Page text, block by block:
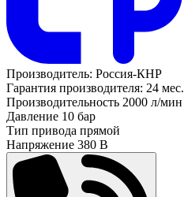
Производитель: Россия-КНР
Гарантия производителя: 24 мес.
Производительность 2000 л/мин
Давление 10 бар
Тип привода прямой
Напряжение 380 В